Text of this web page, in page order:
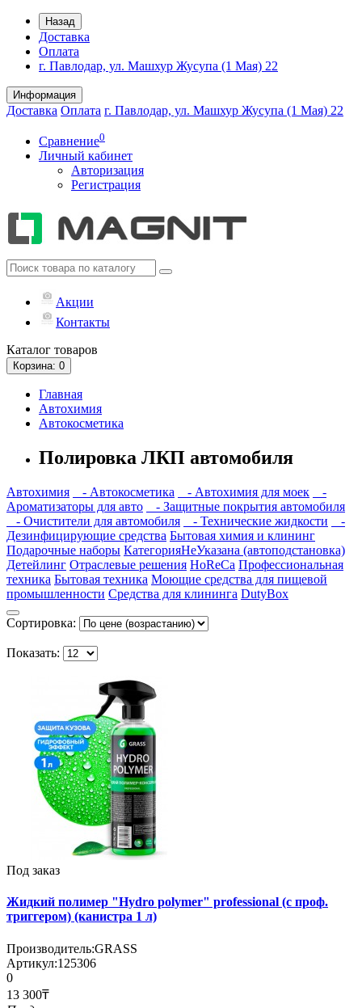
Назад
Доставка
Оплата
г. Павлодар, ул. Машхур Жусупа (1 Мая) 22
Информация
Доставка Оплата г. Павлодар, ул. Машхур Жусупа (1 Мая) 22
Сравнение0
Личный кабинет
Авторизация
Регистрация
Акции
Контакты
Каталог товаров
Корзина: 0
Главная
Автохимия
Автокосметика
Полировка ЛКП автомобиля
Автохимия - Автокосметика - Автохимия для моек
-
Ароматизаторы для авто
- Защитные покрытия автомобиля
- Очистители для автомобиля
- Технические жидкости
-
Дезинфицирующие средства Бытовая химия и клининг
Подарочные наборы КатегорияНеУказана (автоподстановка)
Детейлинг Отраслевые решения HoReCa Профессиональная
техника Бытовая техника Моющие средства для пищевой
промышленности Средства для клининга DutyBox
Сортировка:
Показать:
Под заказ
Жидкий полимер "Hydro polymer" professional (с проф.
триггером) (канистра 1 л)
Производитель:GRASS
Артикул:125306
0
13 300₸